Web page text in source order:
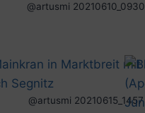
@artusmi 20210610_0930
@artusmi 20210615_1457